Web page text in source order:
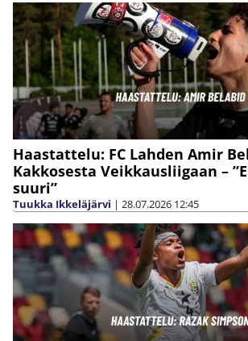
Haastattelu: FC Lahden Amir
Kakkosesta Veikkausliigaan –
suuri”
Tuukka Ikkeläjärvi | 28.07.2026 12:45